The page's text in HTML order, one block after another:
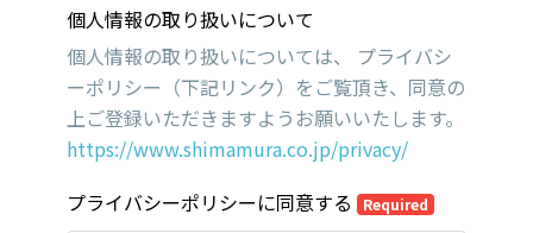
個人情報の取り扱いについて
個人情報の取り扱いについては、 プライバシ
ーポリシー（下記リンク）をご覧頂き、同意の
上ご登録いただきますようお願いいたします。
https://www.shimamura.co.jp/privacy/
プライバシーポリシーに同意する
Required